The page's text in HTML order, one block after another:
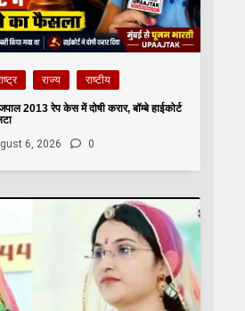
राज्य राष्टीय
2013 रेप केस में दोषी करार, बॉम्बे हाईकोर्ट
6, 2026 0